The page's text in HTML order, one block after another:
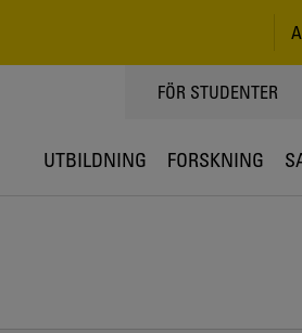
TOPPMENY
FÖR STUDENTER
UTBILDNING FORSKNING